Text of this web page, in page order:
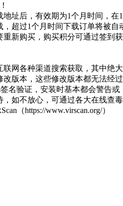
址后，有效期为1个月时间，在1
，超过1个月时间下载订单将被自
重新购买，购买积分可通过签到获
联网各种渠道搜索获取，其中绝大
改版本，这些修改版本都无法经过
名验证，安装时基本都会警告或
，如不放心，可通过各大在线查毒
（https://www.virscan.org/）